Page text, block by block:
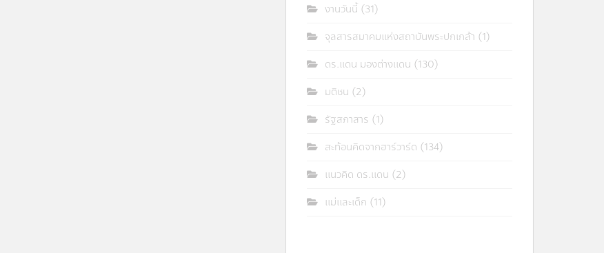
งานวันนี้ (31)
จุลสารสมาคมแห่งสถาบันพระปกเกล้า (1)
ดร.แดน มองต่างแดน (130)
มติชน (2)
รัฐสภาสาร (1)
สะท้อนคิดจากฮาร์วาร์ด (134)
แนวคิด ดร.แดน (2)
แม่และเด็ก (11)